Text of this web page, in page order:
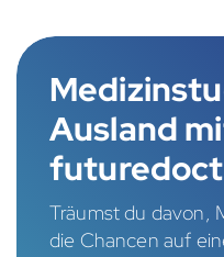
Ausland
Träumst du davon,
die Chancen auf